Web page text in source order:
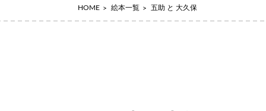
HOME 絵本一覧 五助 と 大久保